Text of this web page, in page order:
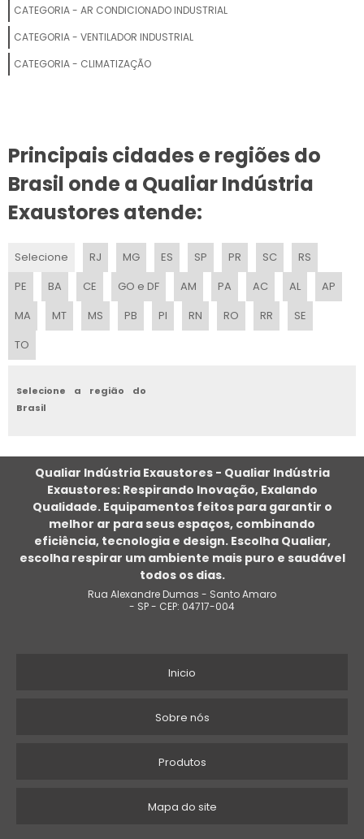
EXAUSTOR PARA TRABALHO EM ESPAÇO CONFINADO
EXAUSTOR DE CHURRASQUEIRA
PREÇO DE EXAUSTOR DE PAREDE
VALOR EXAUSTOR FAN COOLER
FABRICANTES DE VENTILADORES CENTRÍFUGOS INDUSTRIAIS
EXAUSTOR PORTÁTIL PARA ESPAÇO CONFINADO
VENDA DE EXAUSTORES INDUSTRIAIS
EXAUSTOR DE TETO INDUSTRIAL
EXAUSTOR PARA CHURRASQUEIRA PREÇO
VENTILADOR CENTRÍFUGO ALTA VAZÃO
EXAUSTOR DE CALOR
EXAUSTOR CENTRÍFUGO EM FIBRA DE VIDRO
CATEGORIA - AR CONDICIONADO INDUSTRIAL
CATEGORIA - VENTILADOR INDUSTRIAL
CATEGORIA - CLIMATIZAÇÃO
Principais cidades e regiões do
Brasil onde a Qualiar Indústria
Exaustores atende:
Selecione RJ MG ES SP PR SC
RS
PE
BA CE GO e DF AM PA AC AL
AP
MA
MT MS PB PI RN RO RR
SE
TO
Selecione a região do
Brasil
Qualiar Indústria Exaustores - Qualiar Indústria
Exaustores: Respirando Inovação, Exalando
Qualidade. Equipamentos feitos para garantir o
melhor ar para seus espaços, combinando
eficiência, tecnologia e design. Escolha Qualiar,
escolha respirar um ambiente mais puro e saudável
todos os dias.
Rua Alexandre Dumas - Santo Amaro
- SP - CEP: 04717-004
Inicio
Sobre nós
Produtos
Mapa do site